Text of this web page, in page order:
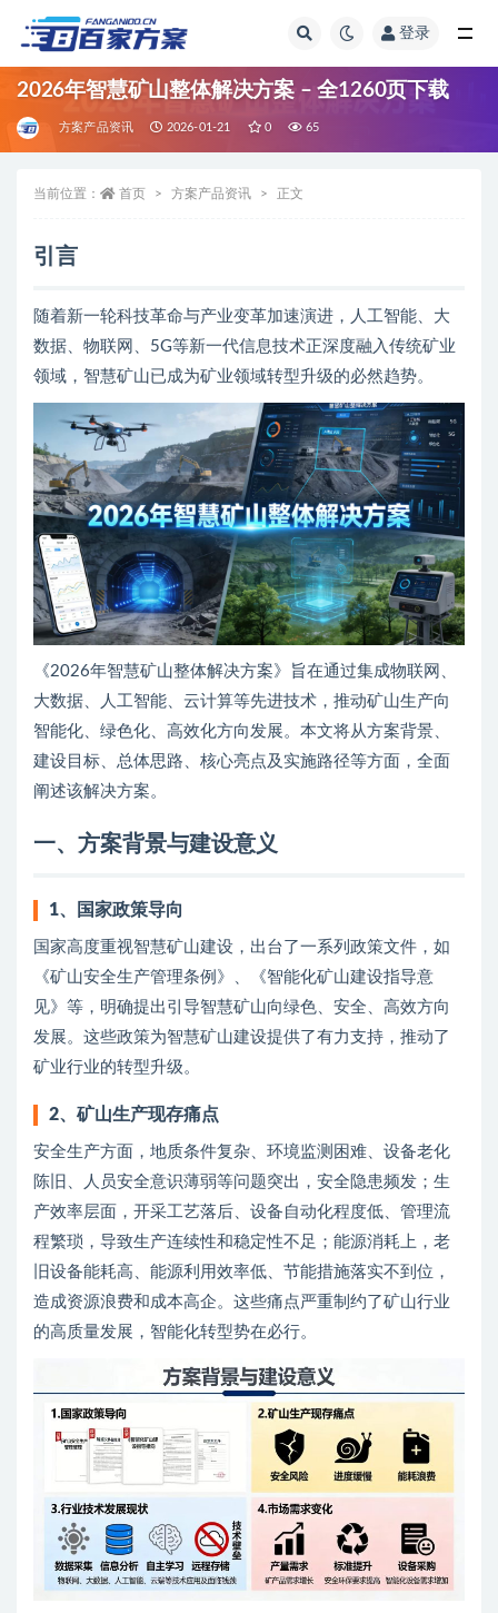
登录
2026年智慧矿山整体解决方案 – 全1260页下载
方案产品资讯 2026-01-21 0 65
当前位置： 首页 方案产品资讯 正文
引言
随着新一轮科技革命与产业变革加速演进，人工智能、大
数据、物联网、5G等新一代信息技术正深度融入传统矿业
领域，智慧矿山已成为矿业领域转型升级的必然趋势。
《2026年智慧矿山整体解决方案》旨在通过集成物联网、
大数据、人工智能、云计算等先进技术，推动矿山生产向
智能化、绿色化、高效化方向发展。本文将从方案背景、
建设目标、总体思路、核心亮点及实施路径等方面，全面
阐述该解决方案。
一、方案背景与建设意义
1、 国家政策导向
国家高度重视智慧矿山建设，出台了一系列政策文件，如
《矿山安全生产管理条例》、《智能化矿山建设指导意
见》等，明确提出引导智慧矿山向绿色、安全、高效方向
发展。这些政策为智慧矿山建设提供了有力支持，推动了
矿业行业的转型升级。
2、矿山生产现存痛点
安全生产方面，地质条件复杂、环境监测困难、设备老化
陈旧、人员安全意识薄弱等问题突出，安全隐患频发；生
产效率层面，开采工艺落后、设备自动化程度低、管理流
程繁琐，导致生产连续性和稳定性不足；能源消耗上，老
旧设备能耗高、能源利用效率低、节能措施落实不到位，
造成资源浪费和成本高企。这些痛点严重制约了矿山行业
的高质量发展，智能化转型势在必行。